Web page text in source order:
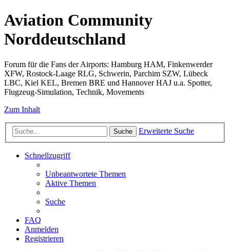
Aviation Community
Norddeutschland
Forum für die Fans der Airports: Hamburg HAM, Finkenwerder
XFW, Rostock-Laage RLG, Schwerin, Parchim SZW, Lübeck
LBC, Kiel KEL, Bremen BRE und Hannover HAJ u.a. Spotter,
Flugzeug-Simulation, Technik, Movements
Zum Inhalt
Suche Erweiterte Suche
Schnellzugriff
Unbeantwortete Themen
Aktive Themen
Suche
FAQ
Anmelden
Registrieren